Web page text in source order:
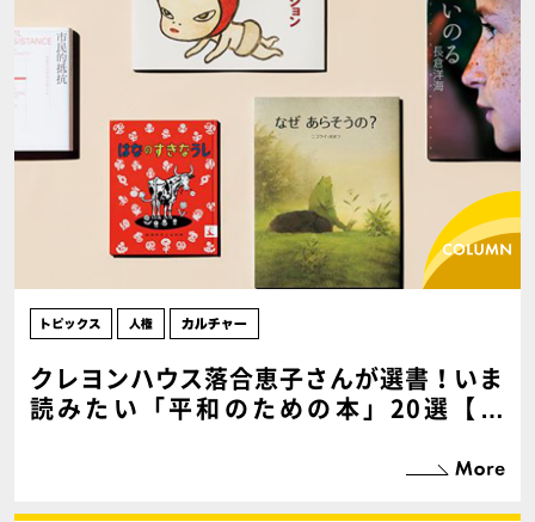
クレヨンハウス落合恵子さんが選書！いま
読みたい「平和のための本」20選【後